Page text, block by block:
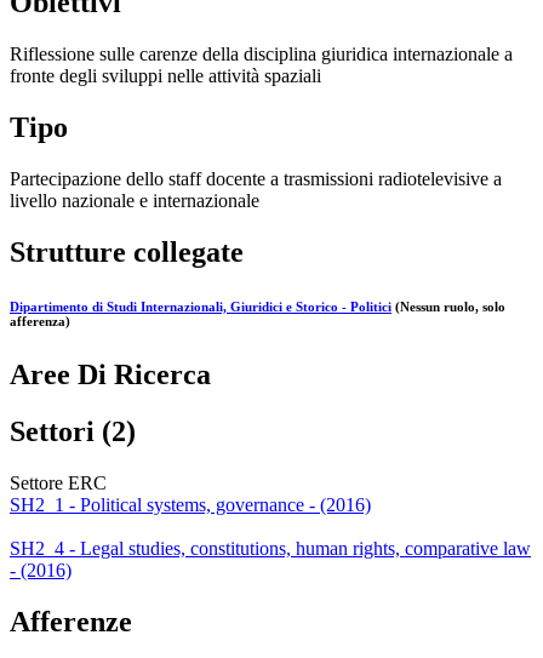
Riflessione sulle carenze della disciplina giuridica internazionale a
fronte degli sviluppi nelle attività spaziali
Tipo
Partecipazione dello staff docente a trasmissioni radiotelevisive a
livello nazionale e internazionale
Strutture collegate
Dipartimento di Studi Internazionali, Giuridici e Storico - Politici (Nessun ruolo, solo
afferenza)
Aree Di Ricerca
Settori (2)
Settore ERC
SH2_1 - Political systems, governance - (2016)
SH2_4 - Legal studies, constitutions, human rights, comparative law
- (2016)
Afferenze